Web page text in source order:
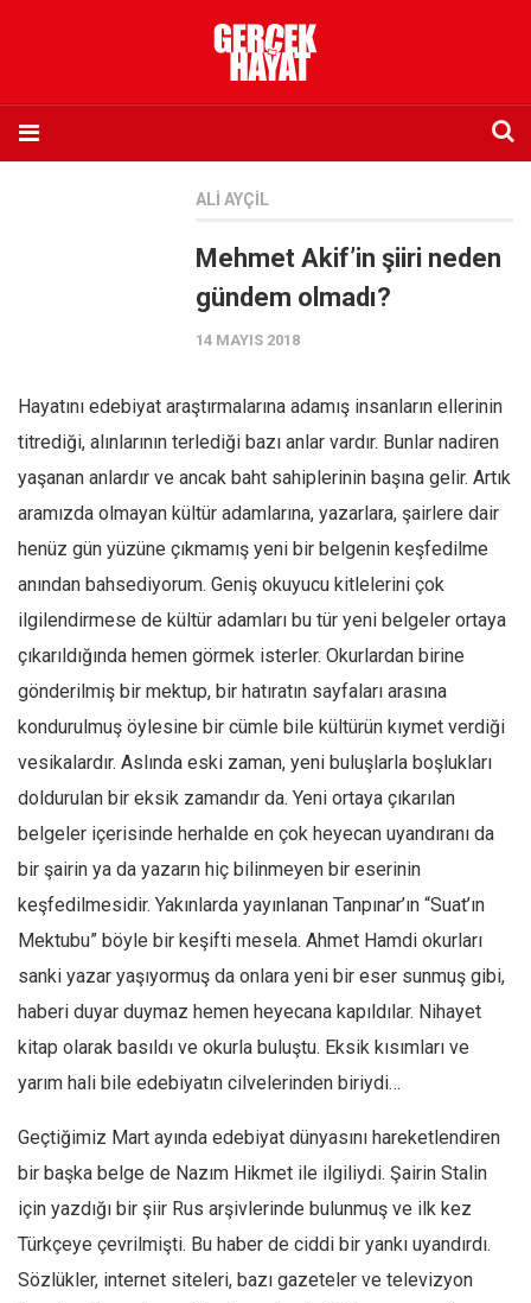
Abone olmak istiyorum
Sosyal Medya
Twitter
Facebook
Instagram
YouTube
Editörden
Yazarlar
Mahmut Toptaş
Yvonne Ridley
Barış Tarımcıoğlu
Ömer Kayani
Yusuf Armağan
Hasanali Yıldırım
Leyla Şerif Emin
Abir E. Nahas
Amina S. Jenenkovic
Bağdagül Öz
Esra Elönü
ALI AYÇIL
Mehmet Akif’in şiiri neden
gündem olmadı?
14 MAYIS 2018
Hayatını edebiyat araştırmalarına adamış insanların ellerinin
titrediği, alınlarının terlediği bazı anlar vardır. Bunlar nadiren
yaşanan anlardır ve ancak baht sahiplerinin başına gelir. Artık
aramızda olmayan kültür adamlarına, yazarlara, şairlere dair
henüz gün yüzüne çıkmamış yeni bir belgenin keşfedilme
anından bahsediyorum. Geniş okuyucu kitlelerini çok
ilgilendirmese de kültür adamları bu tür yeni belgeler ortaya
çıkarıldığında hemen görmek isterler. Okurlardan birine
gönderilmiş bir mektup, bir hatıratın sayfaları arasına
kondurulmuş öylesine bir cümle bile kültürün kıymet verdiği
vesikalardır. Aslında eski zaman, yeni buluşlarla boşlukları
doldurulan bir eksik zamandır da. Yeni ortaya çıkarılan
belgeler içerisinde herhalde en çok heyecan uyandıranı da
bir şairin ya da yazarın hiç bilinmeyen bir eserinin
keşfedilmesidir. Yakınlarda yayınlanan Tanpınar’ın “Suat’ın
Mektubu” böyle bir keşifti mesela. Ahmet Hamdi okurları
sanki yazar yaşıyormuş da onlara yeni bir eser sunmuş gibi,
haberi duyar duymaz hemen heyecana kapıldılar. Nihayet
kitap olarak basıldı ve okurla buluştu. Eksik kısımları ve
yarım hali bile edebiyatın cilvelerinden biriydi…
Geçtiğimiz Mart ayında edebiyat dünyasını hareketlendiren
bir başka belge de Nazım Hikmet ile ilgiliydi. Şairin Stalin
için yazdığı bir şiir Rus arşivlerinde bulunmuş ve ilk kez
Türkçeye çevrilmişti. Bu haber de ciddi bir yankı uyandırdı.
Sözlükler, internet siteleri, bazı gazeteler ve televizyon